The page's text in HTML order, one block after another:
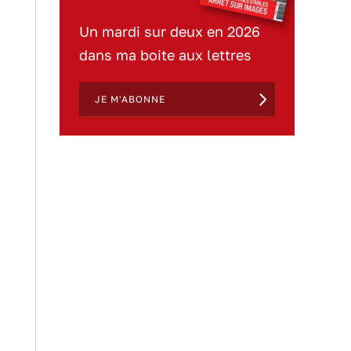
Un mardi sur deux en 2026
dans ma boite aux lettres
JE M'ABONNE